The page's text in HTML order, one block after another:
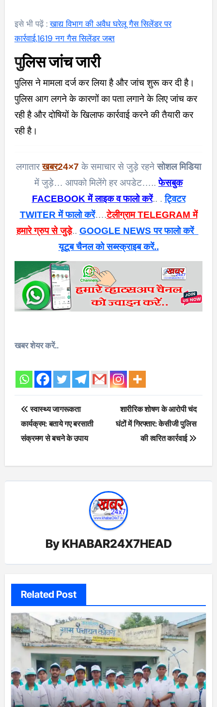
इसे भी पढ़ें :खाद्य विभाग की अवैध घरेलू गैस सिलेंडर पर
कार्रवाई,1619 नग गैस सिलेंडर जब्त
पुलिस जांच जारी
पुलिस ने मामला दर्ज कर लिया है और जांच शुरू कर दी है।
पुलिस आग लगने के कारणों का पता लगाने के लिए जांच कर
रही है और दोषियों के खिलाफ कार्रवाई करने की तैयारी कर
रही है।
लगातारखबर24×7 के समाचार से जुड़े रहनेसोशल मिडिया
में जुड़े… आपको मिलेंगे हर अपडेट…..फेसबुक
FACEBOOK में लाइक व फालो करें.. .ट्विटर
TWITER में फालो करें….टेलीग्राम TELEGRAM में
हमारे ग्रुप से जुड़े.. GOOGLE NEWS पर फालो करें
यूटूब चैनल को सब्स्क्राइब करें..
खबर शेयर करें..
Post
navigation
स्वास्थ्य जागरूकता
कार्यक्रम: बताये गए बरसाती
संक्रमण से बचने के उपाय
शारीरिक शोषण के आरोपी चंद
घंटों में गिरफ्तार: केसीजी पुलिस
की त्वरित कार्रवाई
By KHABAR24X7HEAD
Related Post